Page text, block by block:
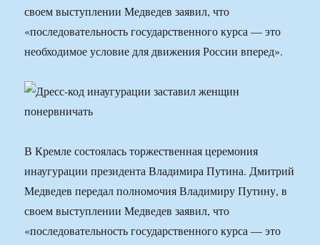
своем выступлении Медведев заявил, что
«последовательность государственного курса — это
необходимое условие для движения России вперед».
В Кремле состоялась торжественная церемония
инаугурации президента Владимира Путина. Дмитрий
Медведев передал полномочия Владимиру Путину, в
своем выступлении Медведев заявил, что
«последовательность государственного курса — это